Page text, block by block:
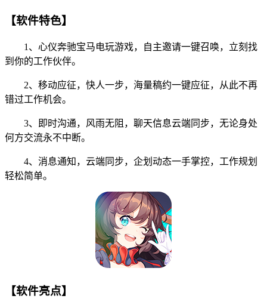
【软件特色】
1、心仪奔驰宝马电玩游戏，自主邀请一键召唤，立刻找
到你的工作伙伴。
2、移动应征，快人一步，海量稿约一键应征，从此不再
错过工作机会。
3、即时沟通，风雨无阻，聊天信息云端同步，无论身处
何方交流永不中断。
4、消息通知，云端同步，企划动态一手掌控，工作规划
轻松简单。
【软件亮点】